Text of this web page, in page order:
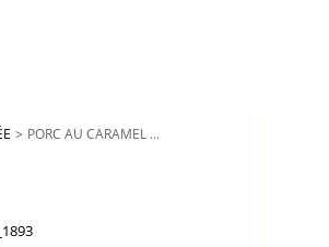
> PORC AU CARAMEL ...